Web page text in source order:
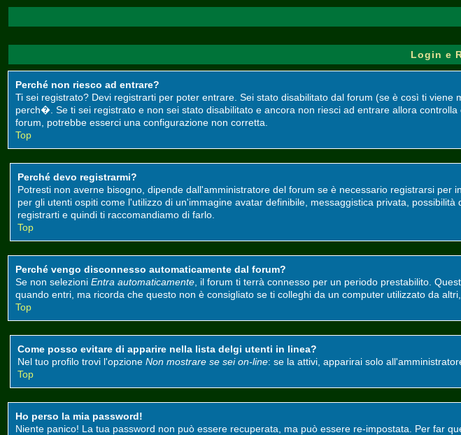
Login e
Perché non riesco ad entrare?
Ti sei registrato? Devi registrarti per poter entrare. Sei stato disabilitato dal forum (se è così ti
perch�. Se ti sei registrato e non sei stato disabilitato e ancora non riesci ad entrare allora
forum, potrebbe esserci una configurazione non corretta.
Top
Perché devo registrarmi?
Potresti non averne bisogno, dipende dall'amministratore del forum se è necessario registrarsi
per gli utenti ospiti come l'utilizzo di un'immagine avatar definibile, messaggistica privata,
registrarti e quindi ti raccomandiamo di farlo.
Top
Perché vengo disconnesso automaticamente dal forum?
Se non selezioni Entra automaticamente , il forum ti terrà connesso per un periodo prestabilito.
quando entri, ma ricorda che questo non è consigliato se ti colleghi da un computer utilizzato da
Top
Come posso evitare di apparire nella lista delgi utenti in linea?
Nel tuo profilo trovi l'opzione Non mostrare se sei on-line: se la attivi, apparirai solo
Top
Ho perso la mia password!
Niente panico! La tua password non può essere recuperata, ma può essere re-impostata. Per far